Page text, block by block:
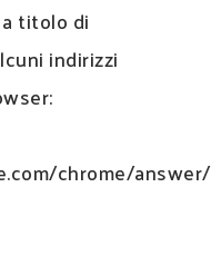
titolo di
indirizzi
chrome/